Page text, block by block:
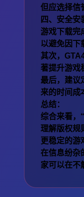
但应选择信
四、安全安
游戏下载完
以避免因下
其次，
著提升游戏
最后，建议
来的时间成
总结：
综合来看，
理解版权规
更稳定的游
在信息纷杂
家可以在不